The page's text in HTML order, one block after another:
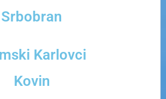
Srbobran
Karlovci
Kovin